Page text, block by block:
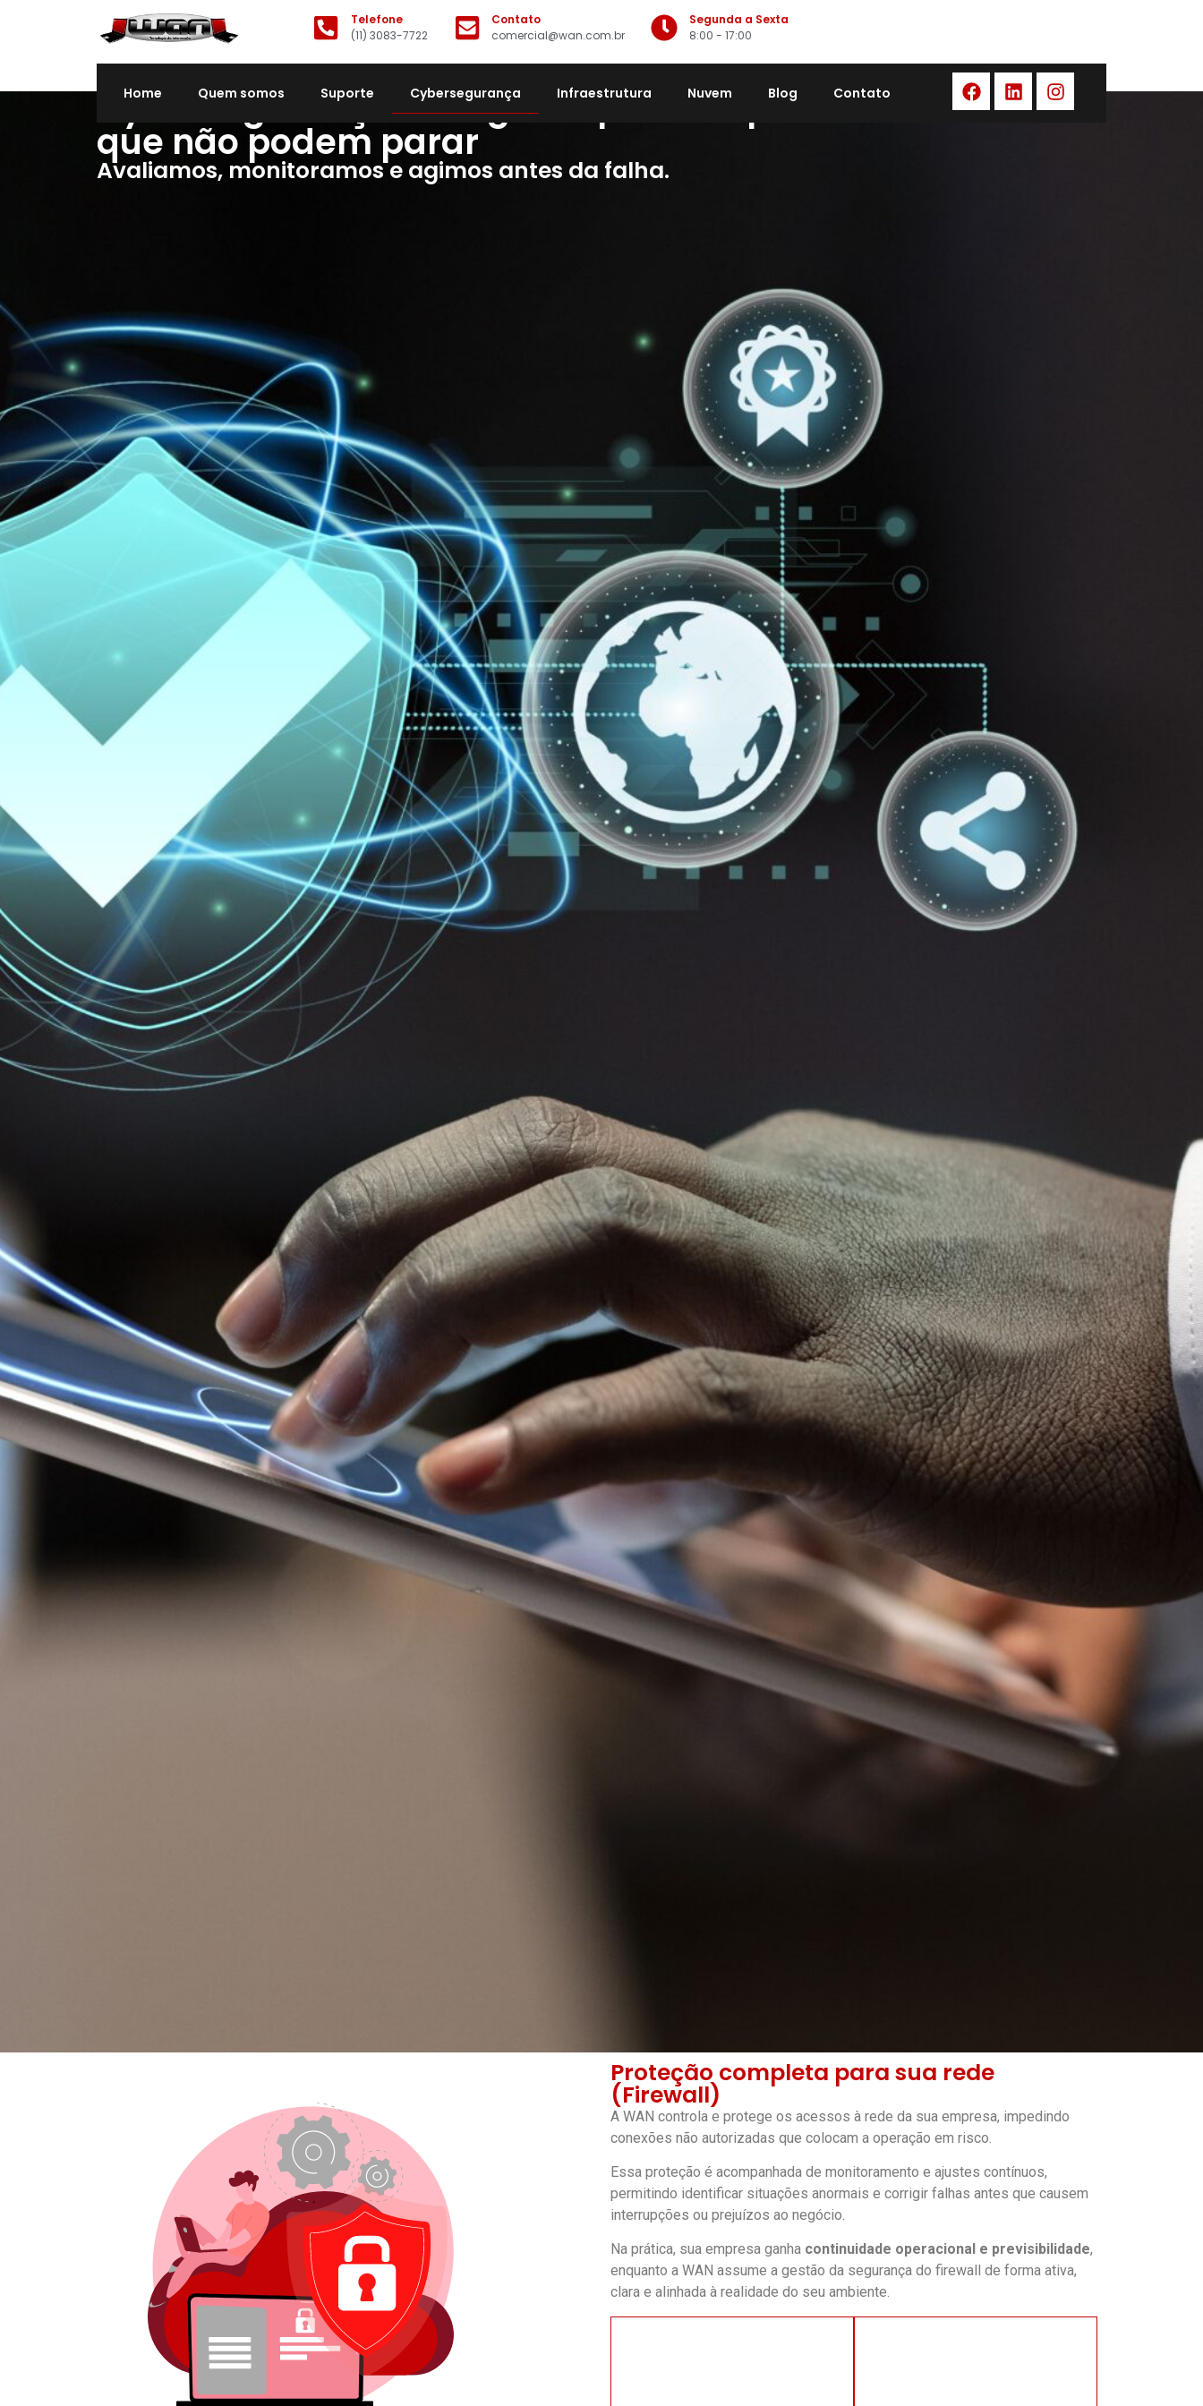
Telefone
(11) 3083-7722
Contato
comercial@wan.com.br
Segunda a Sexta
8:00 - 17:00
Home Quem somos Suporte Cybersegurança Infraestrutura Nuvem Blog Contato
Cybersegurança inteligente para empresas
que não podem parar
Avaliamos, monitoramos e agimos antes da falha.
Proteção completa para sua rede
(Firewall)
A WAN controla e protege os acessos à rede da sua empresa, impedindo
conexões não autorizadas que colocam a operação em risco.
Essa proteção é acompanhada de monitoramento e ajustes contínuos,
permitindo identificar situações anormais e corrigir falhas antes que causem
interrupções ou prejuízos ao negócio.
Na prática, sua empresa ganha continuidade operacional e previsibilidade,
enquanto a WAN assume a gestão da segurança do firewall de forma ativa,
clara e alinhada à realidade do seu ambiente.